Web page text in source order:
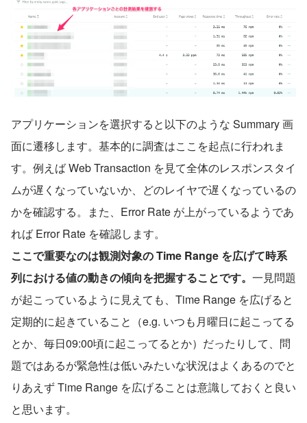
アプリケーションを選択すると以下のような Summary 画
面に遷移します。基本的に調査はここを起点に行われま
す。例えば Web Transaction を見て全体のレスポンスタイ
ムが遅くなっていないか、どのレイヤで遅くなっているの
かを確認する。また、Error Rate が上がっているようであ
れば Error Rate を確認します。
ここで重要なのは観測対象の Time Range を広げて時系
列における値の動きの傾向を把握することです。 一見問題
が起こっているように見えても、Time Range を広げると
定期的に起きていること（e.g. いつも月曜日に起こってる
とか、毎日09:00頃に起こってるとか）だったりして、問
題ではあるが緊急性は低いみたいな状況はよくあるのでと
りあえず Time Range を広げることは意識しておくと良い
と思います。